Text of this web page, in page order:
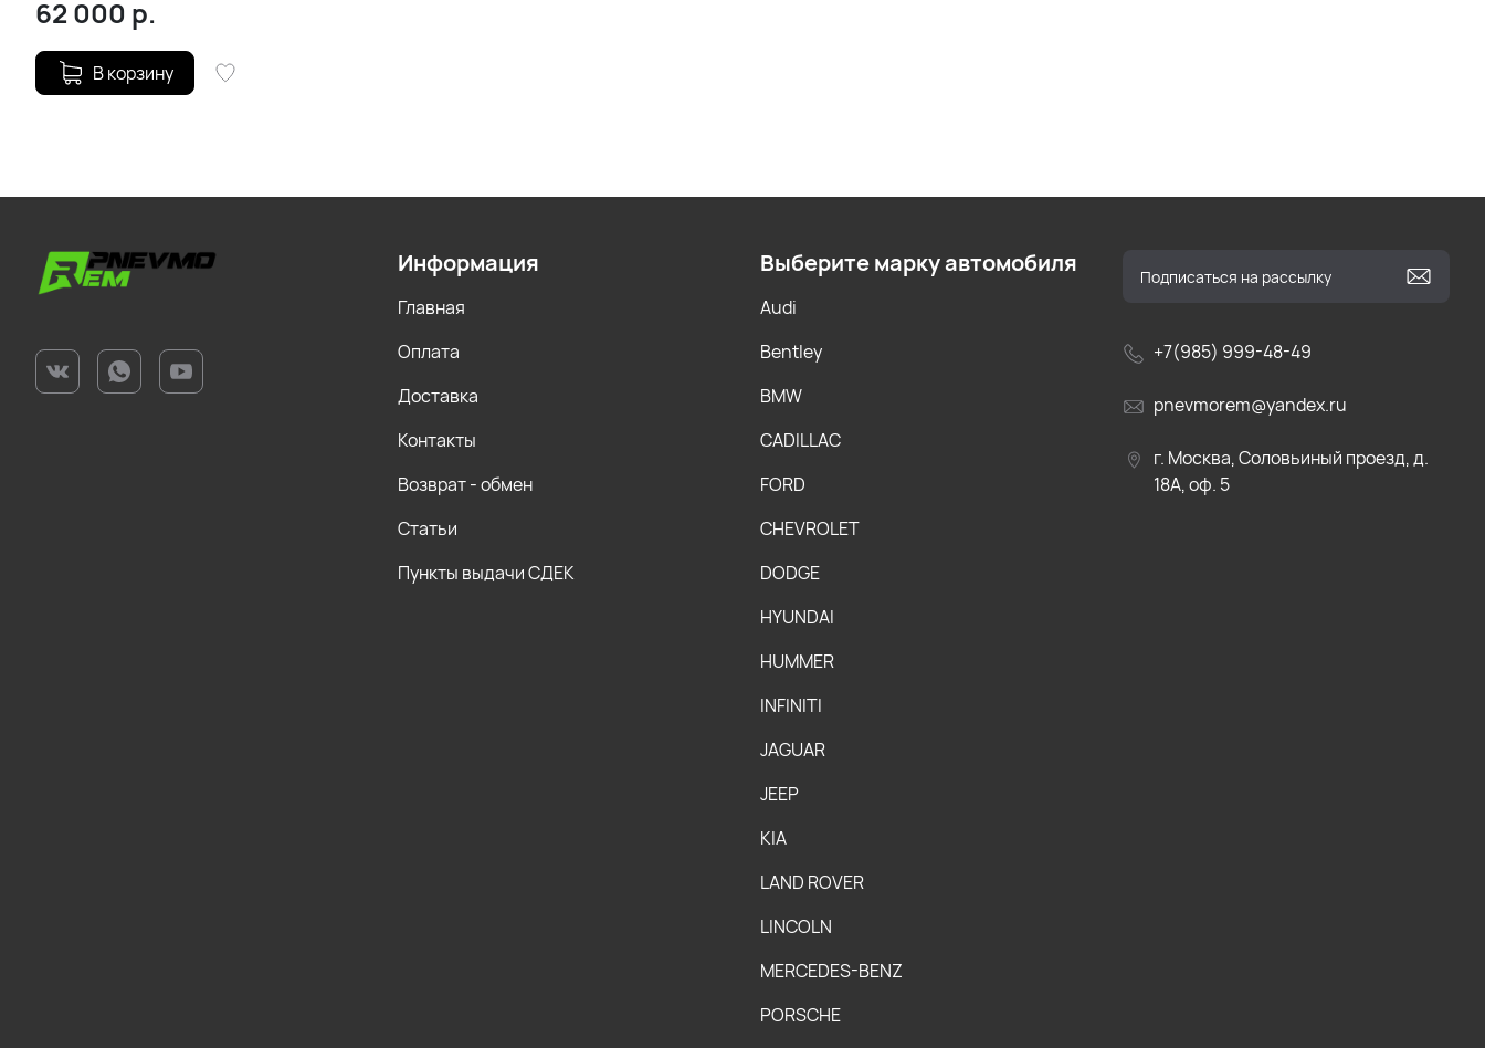
62 000 р.
В корзину
+7(985) 999-48-49
pnevmorem@yandex.ru
г. Москва, Соловьиный проезд, д.
18А, оф. 5
Информация
Главная
Оплата
Доставка
Контакты
Возврат - обмен
Статьи
Пункты выдачи СДЕК
Выберите марку автомобиля
Audi
Bentley
BMW
CADILLAC
FORD
CHEVROLET
DODGE
HYUNDAI
HUMMER
INFINITI
JAGUAR
JEEP
KIA
LAND ROVER
LINCOLN
MERCEDES-BENZ
PORSCHE